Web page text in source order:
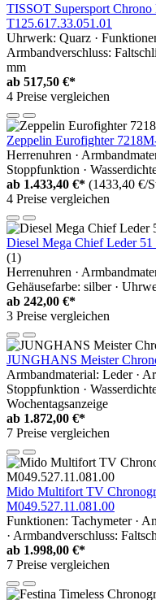
TISSOT Supersport Chrono
T125.617.33.051.01
Uhrwerk: Quarz ·
Armbandverschluss:
mm
ab 517,50 €*
4 Preise vergleichen
Zeppelin Eurofighter
Herrenuhren ·
Stoppfunktion ·
ab 1.433,40 €* (1433,40 €/
4 Preise vergleichen
Diesel Mega Chief Leder
(1)
Herrenuhren ·
Gehäusefarbe: silber ·
ab 242,00 €*
3 Preise vergleichen
JUNGHANS Meister
Armbandmaterial: Leder ·
Stoppfunktion ·
Wochentagsanzeige
ab 1.872,00 €*
7 Preise vergleichen
Mido Multifort TV
M049.527.11.081.00
Funktionen: Tachymeter ·
· Armbandverschluss:
ab 1.998,00 €*
7 Preise vergleichen